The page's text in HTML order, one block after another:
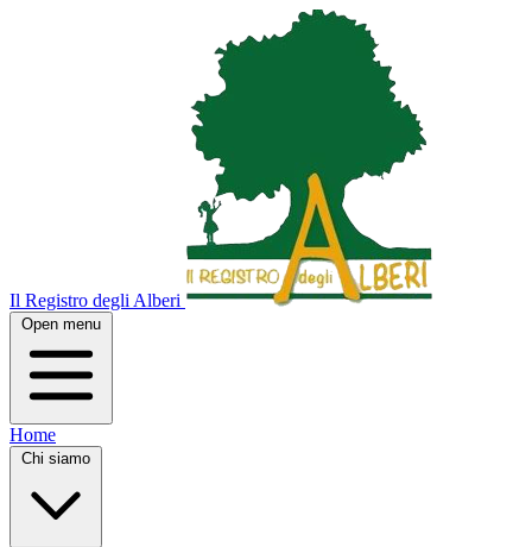
Il Registro degli Alberi
Open menu
Home
Chi siamo